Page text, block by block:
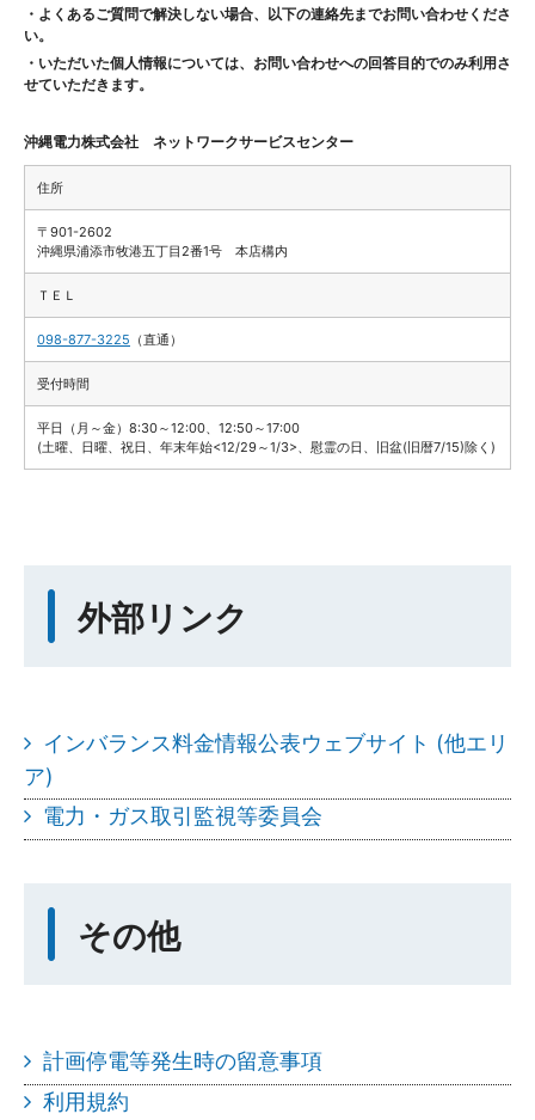
・よくあるご質問で解決しない場合、以下の連絡先までお問い合わせくださ
い。
・いただいた個人情報については、お問い合わせへの回答目的でのみ利用さ
せていただきます。
沖縄電力株式会社 ネットワークサービスセンター
住所
〒901-2602
沖縄県浦添市牧港五丁目2番1号 本店構内
ＴＥＬ
098-877-3225 （直通）
受付時間
平日（月～金）8:30～12:00、12:50～17:00
(土曜、日曜、祝日、年末年始<12/29～1/3>、慰霊の日、旧盆(旧暦7/15)除く)
外部リンク
インバランス料金情報公表ウェブサイト (他エリ
ア)
電力・ガス取引監視等委員会
その他
計画停電等発生時の留意事項
利用規約